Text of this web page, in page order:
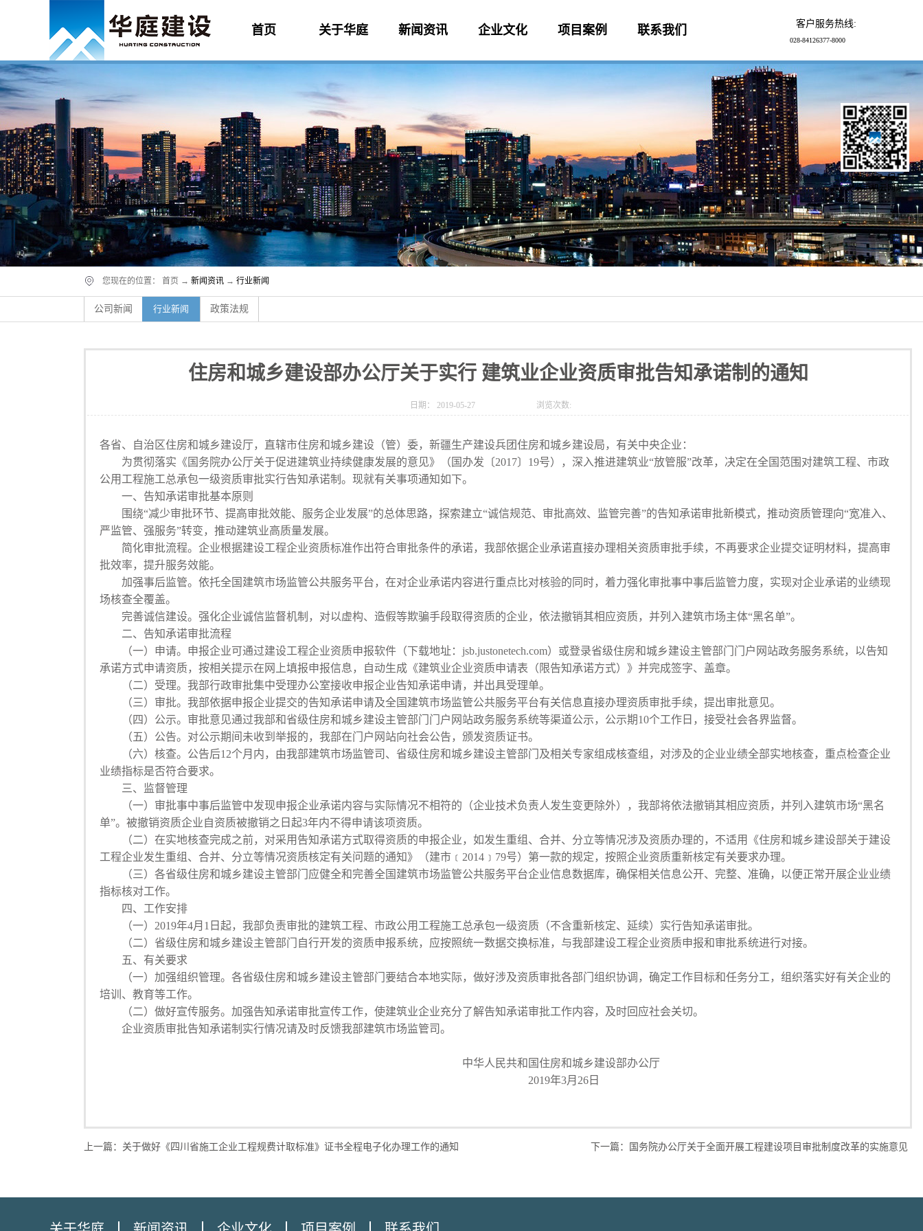
首页 关于华庭 新闻资讯 企业文化 项目案例 联系我们 客户服务热线:
028-84126377-8000
您现在的位置： 首页 → 新闻资讯 → 行业新闻
公司新闻 行业新闻 政策法规
住房和城乡建设部办公厅关于实行 建筑业企业资质审批告知承诺制的通知
日期： 2019-05-27 浏览次数:
各省、自治区住房和城乡建设厅，直辖市住房和城乡建设（管）委，新疆生产建设兵团住房和城乡建设局，有关中央企业：
为贯彻落实《国务院办公厅关于促进建筑业持续健康发展的意见》（国办发〔2017〕19号），深入推进建筑业“放管服”改革，决定在全国范围对建筑工程、市政
公用工程施工总承包一级资质审批实行告知承诺制。现就有关事项通知如下。
一、告知承诺审批基本原则
围绕“减少审批环节、提高审批效能、服务企业发展”的总体思路，探索建立“诚信规范、审批高效、监管完善”的告知承诺审批新模式，推动资质管理向“宽准入、
严监管、强服务”转变，推动建筑业高质量发展。
简化审批流程。企业根据建设工程企业资质标准作出符合审批条件的承诺，我部依据企业承诺直接办理相关资质审批手续，不再要求企业提交证明材料，提高审
批效率，提升服务效能。
加强事后监管。依托全国建筑市场监管公共服务平台，在对企业承诺内容进行重点比对核验的同时，着力强化审批事中事后监管力度，实现对企业承诺的业绩现
场核查全覆盖。
完善诚信建设。强化企业诚信监督机制，对以虚构、造假等欺骗手段取得资质的企业，依法撤销其相应资质，并列入建筑市场主体“黑名单”。
二、告知承诺审批流程
（一）申请。申报企业可通过建设工程企业资质申报软件（下载地址：jsb.justonetech.com）或登录省级住房和城乡建设主管部门门户网站政务服务系统，以告知
承诺方式申请资质，按相关提示在网上填报申报信息，自动生成《建筑业企业资质申请表（限告知承诺方式）》并完成签字、盖章。
（二）受理。我部行政审批集中受理办公室接收申报企业告知承诺申请，并出具受理单。
（三）审批。我部依据申报企业提交的告知承诺申请及全国建筑市场监管公共服务平台有关信息直接办理资质审批手续，提出审批意见。
（四）公示。审批意见通过我部和省级住房和城乡建设主管部门门户网站政务服务系统等渠道公示，公示期10个工作日，接受社会各界监督。
（五）公告。对公示期间未收到举报的，我部在门户网站向社会公告，颁发资质证书。
（六）核查。公告后12个月内，由我部建筑市场监管司、省级住房和城乡建设主管部门及相关专家组成核查组，对涉及的企业业绩全部实地核查，重点检查企业
业绩指标是否符合要求。
三、监督管理
（一）审批事中事后监管中发现申报企业承诺内容与实际情况不相符的（企业技术负责人发生变更除外），我部将依法撤销其相应资质，并列入建筑市场“黑名
单”。被撤销资质企业自资质被撤销之日起3年内不得申请该项资质。
（二）在实地核查完成之前，对采用告知承诺方式取得资质的申报企业，如发生重组、合并、分立等情况涉及资质办理的，不适用《住房和城乡建设部关于建设
工程企业发生重组、合并、分立等情况资质核定有关问题的通知》（建市﹝2014﹞79号）第一款的规定，按照企业资质重新核定有关要求办理。
（三）各省级住房和城乡建设主管部门应健全和完善全国建筑市场监管公共服务平台企业信息数据库，确保相关信息公开、完整、准确，以便正常开展企业业绩
指标核对工作。
四、工作安排
（一）2019年4月1日起，我部负责审批的建筑工程、市政公用工程施工总承包一级资质（不含重新核定、延续）实行告知承诺审批。
（二）省级住房和城乡建设主管部门自行开发的资质申报系统，应按照统一数据交换标准，与我部建设工程企业资质申报和审批系统进行对接。
五、有关要求
（一）加强组织管理。各省级住房和城乡建设主管部门要结合本地实际，做好涉及资质审批各部门组织协调，确定工作目标和任务分工，组织落实好有关企业的
培训、教育等工作。
（二）做好宣传服务。加强告知承诺审批宣传工作，使建筑业企业充分了解告知承诺审批工作内容，及时回应社会关切。
企业资质审批告知承诺制实行情况请及时反馈我部建筑市场监管司。
中华人民共和国住房和城乡建设部办公厅
2019年3月26日
上一篇： 关于做好《四川省施工企业工程规费计取标准》证书全程电子化办理工作的通知 下一篇： 国务院办公厅关于全面开展工程建设项目审批制度改革的实施意见
亲，扫一扫
浏览手机云网站